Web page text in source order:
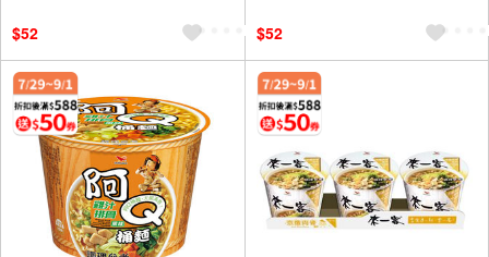
$52
$52